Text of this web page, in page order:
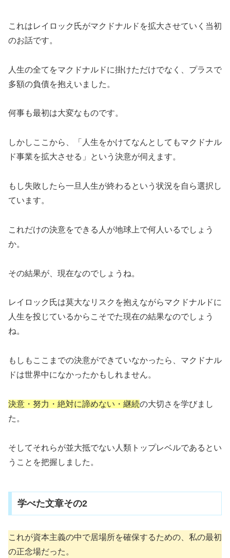
これはレイロック氏がマクドナルドを拡大させていく当初
のお話です。
人生の全てをマクドナルドに掛けただけでなく、プラスで
多額の負債を抱えいました。
何事も最初は大変なものです。
しかしここから、「人生をかけてなんとしてもマクドナル
ド事業を拡大させる」という決意が伺えます。
もし失敗したら一旦人生が終わるという状況を自ら選択し
ています。
これだけの決意をできる人が地球上で何人いるでしょう
か。
その結果が、現在なのでしょうね。
レイロック氏は莫大なリスクを抱えながらマクドナルドに
人生を投じているからこそでた現在の結果なのでしょう
ね。
もしもここまでの決意ができていなかったら、マクドナル
ドは世界中になかったかもしれません。
決意・努力・絶対に諦めない・継続の大切さを学びまし
た。
そしてそれらが並大抵でない人類トップレベルであるとい
うことを把握しました。
学べた文章その2
これが資本主義の中で居場所を確保するための、私の最初
の正念場だった。